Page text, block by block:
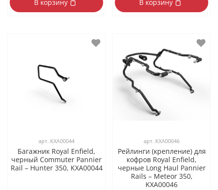
В корзину В корзину
арт. KXA00044
Багажник Royal Enfield,
черный Commuter Pannier
Rail – Hunter 350, KXA00044
арт. KXA00046
Рейлинги (крепление) для
кофров Royal Enfield,
черные Long Haul Pannier
Rails – Meteor 350,
KXA00046